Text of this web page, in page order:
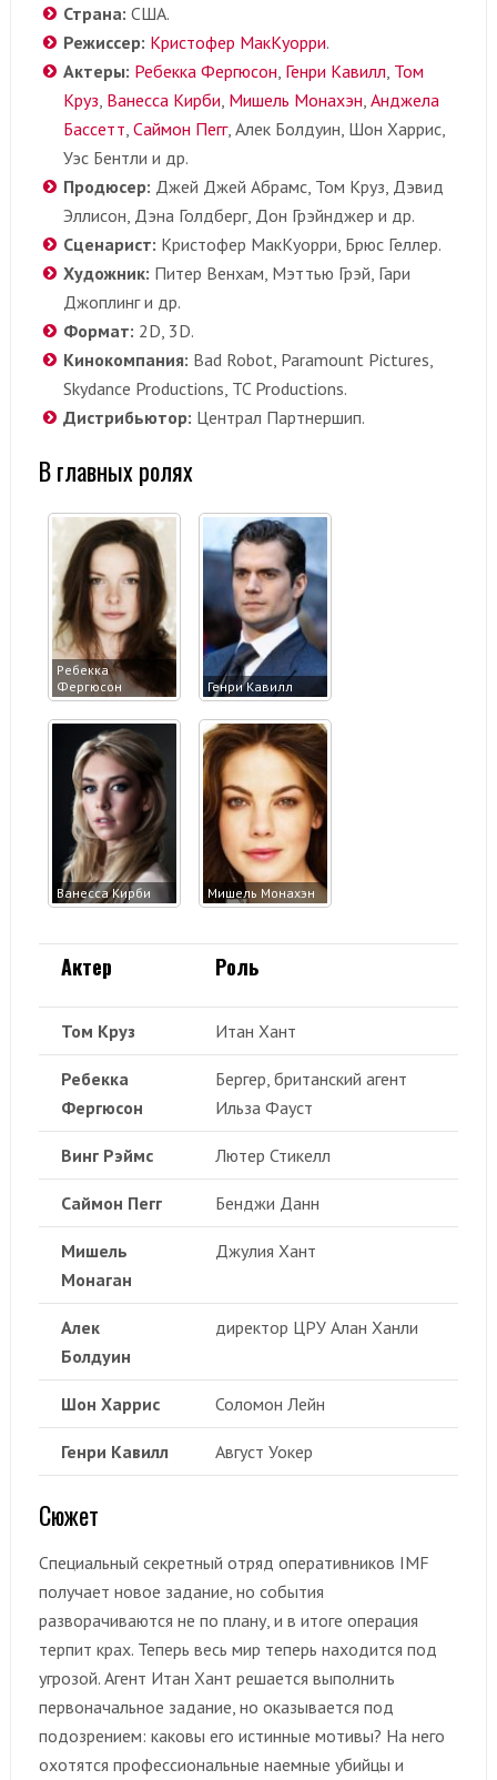
Страна: США.
Режиссер: Кристофер МакКуорри.
Актеры: Ребекка Фергюсон Генри Кавилл Том
Круз Ванесса Кирби Мишель Монахэн Анджела
Бассетт Саймон Пегг, Алек Болдуин, Шон Харрис,
Уэс Бентли и др.
Продюсер: Джей Джей Абрамс, Том Круз, Дэвид
Эллисон, Дэна Голдберг, Дон Грэйнджер и др.
Сценарист: Кристофер МакКуорри, Брюс Геллер.
Художник: Питер Венхам, Мэттью Грэй, Гари
Джоплинг и др.
Формат: 2D, 3D.
Кинокомпания: Bad Robot, Paramount Pictures,
Skydance Productions, TC Productions.
Дистрибьютор: Централ Партнершип.
В главных ролях
Ребекка
Фергюсон
Генри Кавилл
Ванесса Кирби Мишель Монахэн
Актер Роль
Том Круз Итан Хант
Ребекка
Фергюсон
Бергер, британский агент
Ильза Фауст
Винг Рэймс Лютер Стикелл
Саймон Пегг Бенджи Данн
Мишель
Монаган
Джулия Хант
Алек
Болдуин
директор ЦРУ Алан Ханли
Шон Харрис Соломон Лейн
Генри Кавилл Август Уокер
Сюжет
Специальный секретный отряд оперативников IMF
получает новое задание, но события
разворачиваются не по плану, и в итоге операция
терпит крах. Теперь весь мир теперь находится под
угрозой. Агент Итан Хант решается выполнить
первоначальное задание, но оказывается под
подозрением: каковы его истинные мотивы? На него
охотятся профессиональные наемные убийцы и